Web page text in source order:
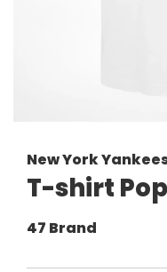
New York
T-shirt
47 Brand